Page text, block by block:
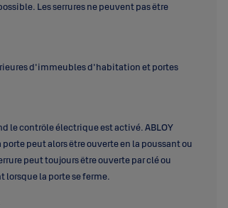
Les serrures ne peuvent pas être
d'immeubles d'habitation et portes
le contrôle électrique est activé. ABLOY
peut alors être ouverte en la poussant ou
peut toujours être ouverte par clé ou
la porte se ferme.